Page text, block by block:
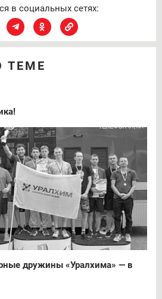
в социальных сетях:
ТЕМЕ
дружины «Уралхима» — в